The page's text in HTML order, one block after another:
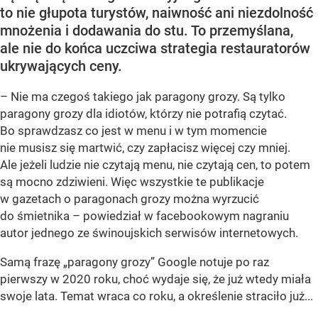
to nie głupota turystów, naiwność ani niezdolność
mnożenia i dodawania do stu. To przemyślana,
ale nie do końca uczciwa strategia restauratorów
ukrywających ceny.
– Nie ma czegoś takiego jak paragony grozy. Są tylko
paragony grozy dla idiotów, którzy nie potrafią czytać.
Bo sprawdzasz co jest w menu i w tym momencie
nie musisz się martwić, czy zapłacisz więcej czy mniej.
Ale jeżeli ludzie nie czytają menu, nie czytają cen, to potem
są mocno zdziwieni. Więc wszystkie te publikacje
w gazetach o paragonach grozy można wyrzucić
do śmietnika – powiedział w facebookowym nagraniu
autor jednego ze świnoujskich serwisów internetowych.
Samą frazę „paragony grozy” Google notuje po raz
pierwszy w 2020 roku, choć wydaje się, że już wtedy miała
swoje lata. Temat wraca co roku, a określenie straciło już...